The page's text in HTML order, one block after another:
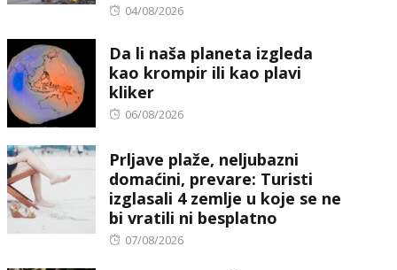
Posted
04/08/2026
Da li naša planeta izgleda
kao krompir ili kao plavi
kliker
Posted
06/08/2026
Prljave plaže, neljubazni
domaćini, prevare: Turisti
izglasali 4 zemlje u koje se ne
bi vratili ni besplatno
Posted
07/08/2026